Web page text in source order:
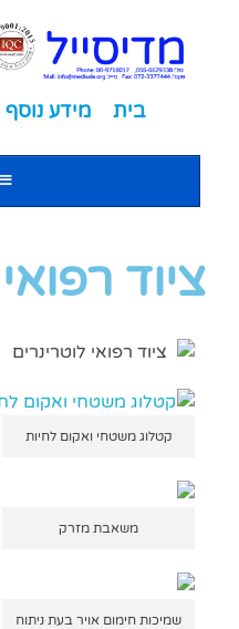
מֻפְעֶלֶת
הַמְּסַיַּעַת
בית מידע נוסף
ציוד
קטלוג משטחי ואקום לחיות
משאבת מזרק
שמיכות חימום אויר בעת ניתוח